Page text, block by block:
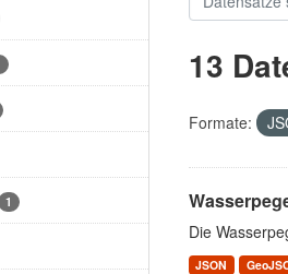
1
13
Formate:
Die
JSON